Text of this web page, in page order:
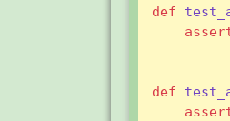
def
def